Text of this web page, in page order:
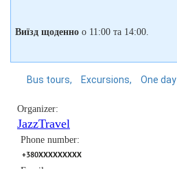
Виїзд щоденно о 11:00 та 14:00.
Bus tours Excursions One day
Organizer:
JazzTravel
Phone number:
+380XXXXXXXXX